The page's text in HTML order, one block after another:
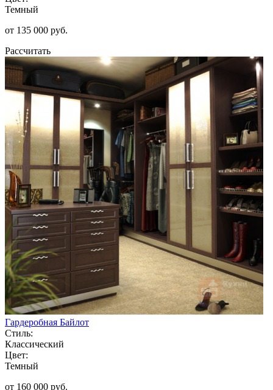
Темный
от 135 000 руб.
Рассчитать
Гардеробная Байлот
Стиль:
Классический
Цвет:
Темный
от 160 000 руб.